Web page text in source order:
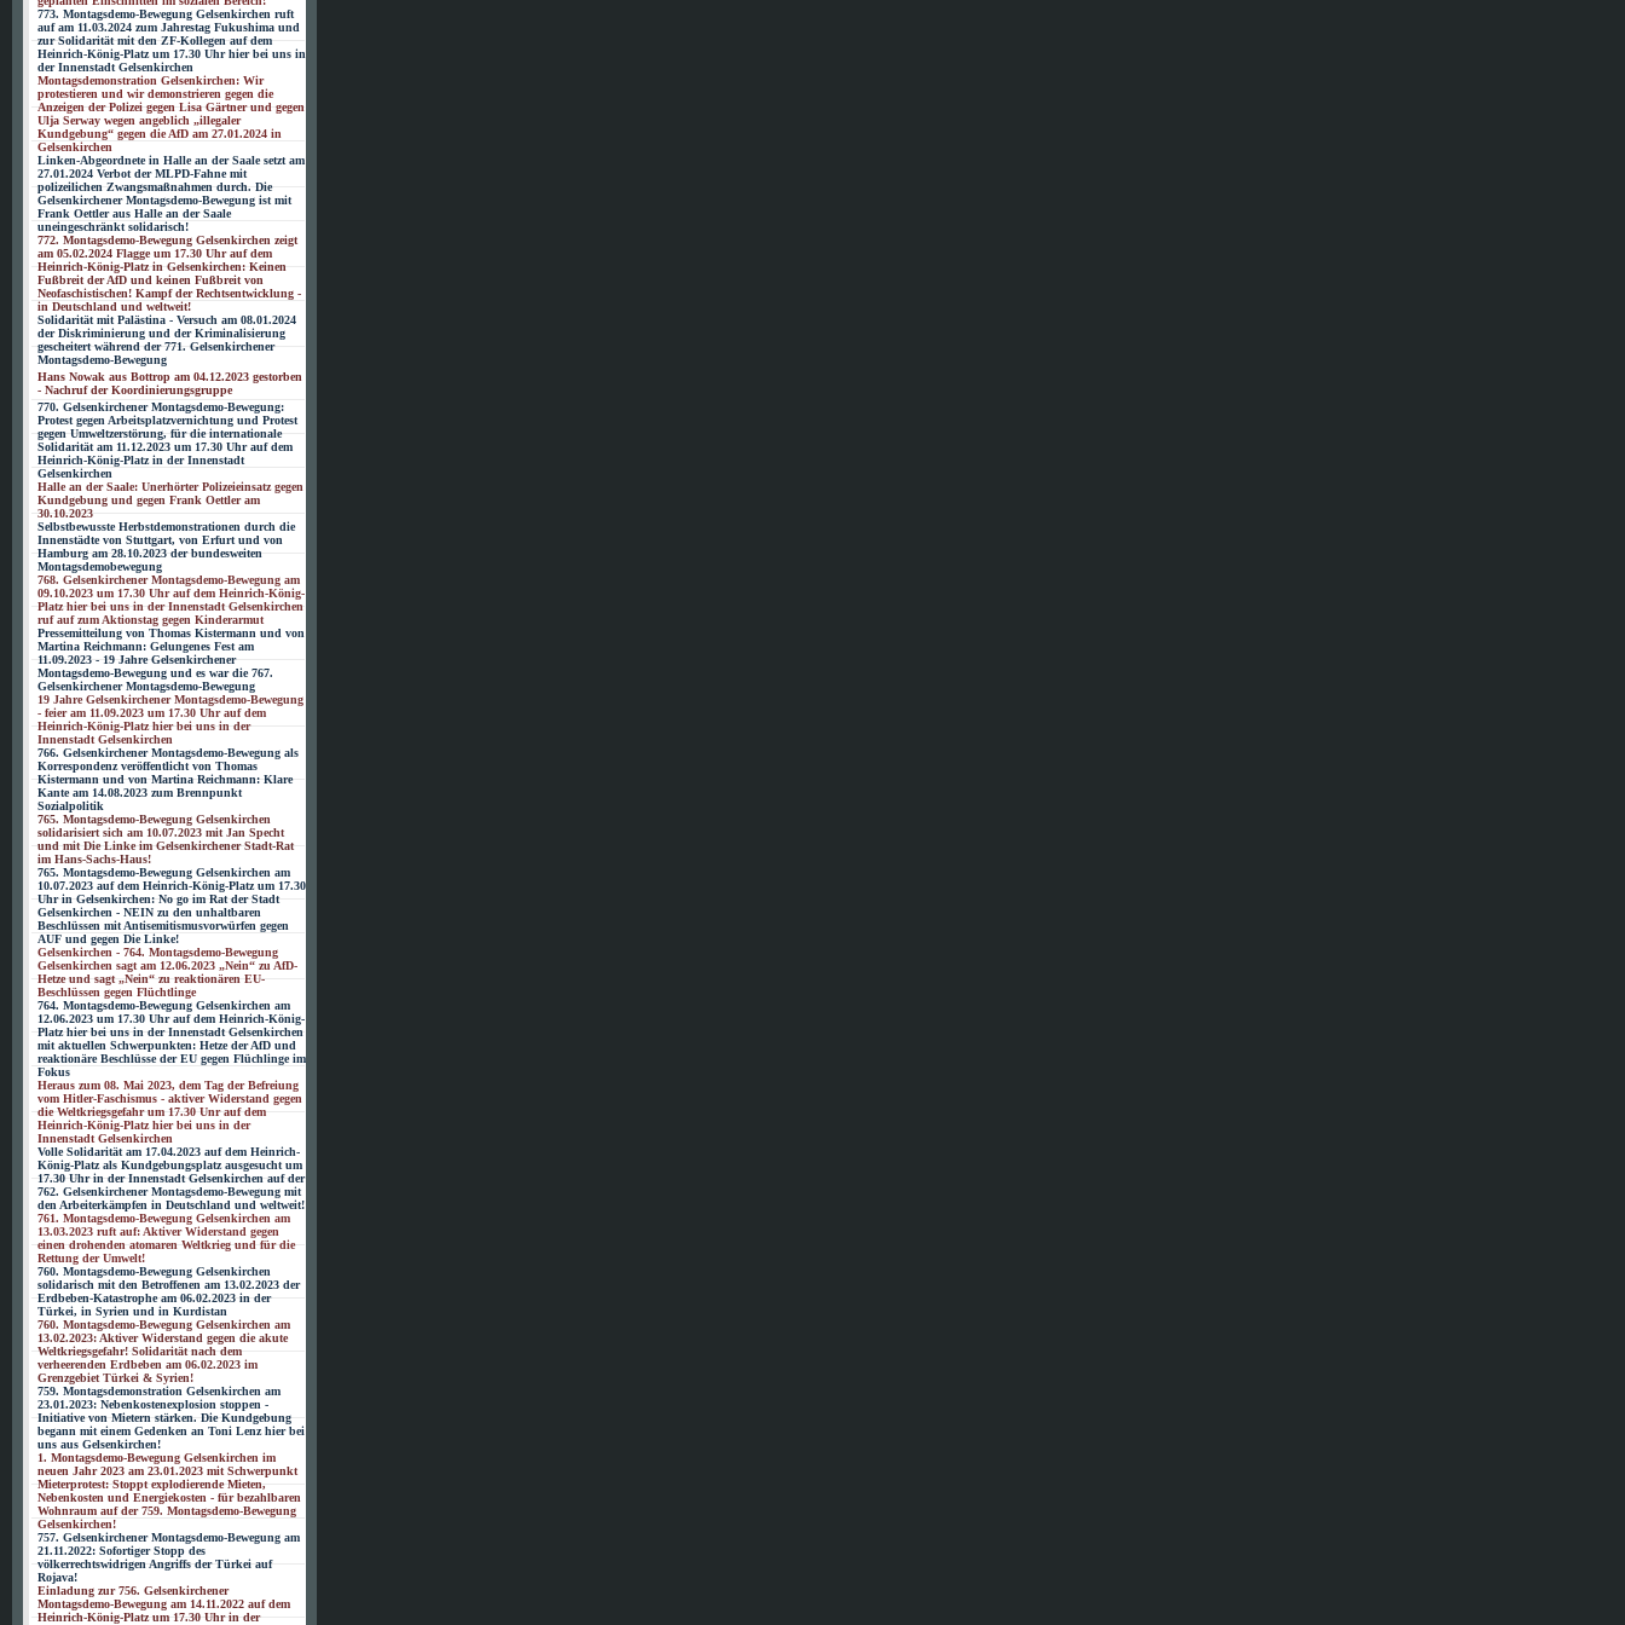
773. Montagsdemo-Bewegung Gelsenkirchen ruft
auf am 11.03.2024 zum Jahrestag Fukushima und
zur Solidarität mit den ZF-Kollegen auf dem
Heinrich-König-Platz um 17.30 Uhr hier bei uns in
der Innenstadt Gelsenkirchen
Montagsdemonstration Gelsenkirchen: Wir
protestieren und wir demonstrieren gegen die
Anzeigen der Polizei gegen Lisa Gärtner und gegen
Ulja Serway wegen angeblich „illegaler
Kundgebung“ gegen die AfD am 27.01.2024 in
Gelsenkirchen
Linken-Abgeordnete in Halle an der Saale setzt am
27.01.2024 Verbot der MLPD-Fahne mit
polizeilichen Zwangsmaßnahmen durch. Die
Gelsenkirchener Montagsdemo-Bewegung ist mit
Frank Oettler aus Halle an der Saale
uneingeschränkt solidarisch!
772. Montagsdemo-Bewegung Gelsenkirchen zeigt
am 05.02.2024 Flagge um 17.30 Uhr auf dem
Heinrich-König-Platz in Gelsenkirchen: Keinen
Fußbreit der AfD und keinen Fußbreit von
Neofaschistischen! Kampf der Rechtsentwicklung -
in Deutschland und weltweit!
Solidarität mit Palästina - Versuch am 08.01.2024
der Diskriminierung und der Kriminalisierung
gescheitert während der 771. Gelsenkirchener
Montagsdemo-Bewegung
Hans Nowak aus Bottrop am 04.12.2023 gestorben
- Nachruf der Koordinierungsgruppe
770. Gelsenkirchener Montagsdemo-Bewegung:
Protest gegen Arbeitsplatzvernichtung und Protest
gegen Umweltzerstörung, für die internationale
Solidarität am 11.12.2023 um 17.30 Uhr auf dem
Heinrich-König-Platz in der Innenstadt
Gelsenkirchen
Halle an der Saale: Unerhörter Polizeieinsatz gegen
Kundgebung und gegen Frank Oettler am
30.10.2023
Selbstbewusste Herbstdemonstrationen durch die
Innenstädte von Stuttgart, von Erfurt und von
Hamburg am 28.10.2023 der bundesweiten
Montagsdemobewegung
768. Gelsenkirchener Montagsdemo-Bewegung am
09.10.2023 um 17.30 Uhr auf dem Heinrich-König-
Platz hier bei uns in der Innenstadt Gelsenkirchen
ruf auf zum Aktionstag gegen Kinderarmut
Pressemitteilung von Thomas Kistermann und von
Martina Reichmann: Gelungenes Fest am
11.09.2023 - 19 Jahre Gelsenkirchener
Montagsdemo-Bewegung und es war die 767.
Gelsenkirchener Montagsdemo-Bewegung
19 Jahre Gelsenkirchener Montagsdemo-Bewegung
- feier am 11.09.2023 um 17.30 Uhr auf dem
Heinrich-König-Platz hier bei uns in der
Innenstadt Gelsenkirchen
766. Gelsenkirchener Montagsdemo-Bewegung als
Korrespondenz veröffentlicht von Thomas
Kistermann und von Martina Reichmann: Klare
Kante am 14.08.2023 zum Brennpunkt
Sozialpolitik
765. Montagsdemo-Bewegung Gelsenkirchen
solidarisiert sich am 10.07.2023 mit Jan Specht
und mit Die Linke im Gelsenkirchener Stadt-Rat
im Hans-Sachs-Haus!
765. Montagsdemo-Bewegung Gelsenkirchen am
10.07.2023 auf dem Heinrich-König-Platz um 17.30
Uhr in Gelsenkirchen: No go im Rat der Stadt
Gelsenkirchen - NEIN zu den unhaltbaren
Beschlüssen mit Antisemitismusvorwürfen gegen
AUF und gegen Die Linke!
Gelsenkirchen - 764. Montagsdemo-Bewegung
Gelsenkirchen sagt am 12.06.2023 „Nein“ zu AfD-
Hetze und sagt „Nein“ zu reaktionären EU-
Beschlüssen gegen Flüchtlinge
764. Montagsdemo-Bewegung Gelsenkirchen am
12.06.2023 um 17.30 Uhr auf dem Heinrich-König-
Platz hier bei uns in der Innenstadt Gelsenkirchen
mit aktuellen Schwerpunkten: Hetze der AfD und
reaktionäre Beschlüsse der EU gegen Flüchlinge im
Fokus
Heraus zum 08. Mai 2023, dem Tag der Befreiung
vom Hitler-Faschismus - aktiver Widerstand gegen
die Weltkriegsgefahr um 17.30 Unr auf dem
Heinrich-König-Platz hier bei uns in der
Innenstadt Gelsenkirchen
Volle Solidarität am 17.04.2023 auf dem Heinrich-
König-Platz als Kundgebungsplatz ausgesucht um
17.30 Uhr in der Innenstadt Gelsenkirchen auf der
762. Gelsenkirchener Montagsdemo-Bewegung mit
den Arbeiterkämpfen in Deutschland und weltweit!
761. Montagsdemo-Bewegung Gelsenkirchen am
13.03.2023 ruft auf: Aktiver Widerstand gegen
einen drohenden atomaren Weltkrieg und für die
Rettung der Umwelt!
760. Montagsdemo-Bewegung Gelsenkirchen
solidarisch mit den Betroffenen am 13.02.2023 der
Erdbeben-Katastrophe am 06.02.2023 in der
Türkei, in Syrien und in Kurdistan
760. Montagsdemo-Bewegung Gelsenkirchen am
13.02.2023: Aktiver Widerstand gegen die akute
Weltkriegsgefahr! Solidarität nach dem
verheerenden Erdbeben am 06.02.2023 im
Grenzgebiet Türkei & Syrien!
759. Montagsdemonstration Gelsenkirchen am
23.01.2023: Nebenkostenexplosion stoppen -
Initiative von Mietern stärken. Die Kundgebung
begann mit einem Gedenken an Toni Lenz hier bei
uns aus Gelsenkirchen!
1. Montagsdemo-Bewegung Gelsenkirchen im
neuen Jahr 2023 am 23.01.2023 mit Schwerpunkt
Mieterprotest: Stoppt explodierende Mieten,
Nebenkosten und Energiekosten - für bezahlbaren
Wohnraum auf der 759. Montagsdemo-Bewegung
Gelsenkirchen!
757. Gelsenkirchener Montagsdemo-Bewegung am
21.11.2022: Sofortiger Stopp des
völkerrechtswidrigen Angriffs der Türkei auf
Rojava!
Einladung zur 756. Gelsenkirchener
Montagsdemo-Bewegung am 14.11.2022 auf dem
Heinrich-König-Platz um 17.30 Uhr in der